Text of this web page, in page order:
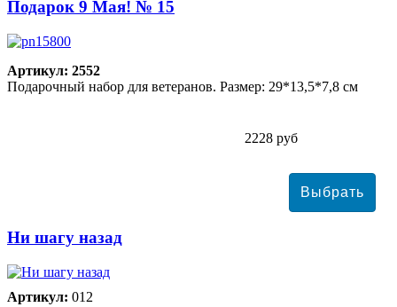
Подарок 9 Мая! № 15
Артикул: 2552
Подарочный набор для ветеранов. Размер: 29*13,5*7,8 см
2228 руб
Ни шагу назад
Артикул: 012